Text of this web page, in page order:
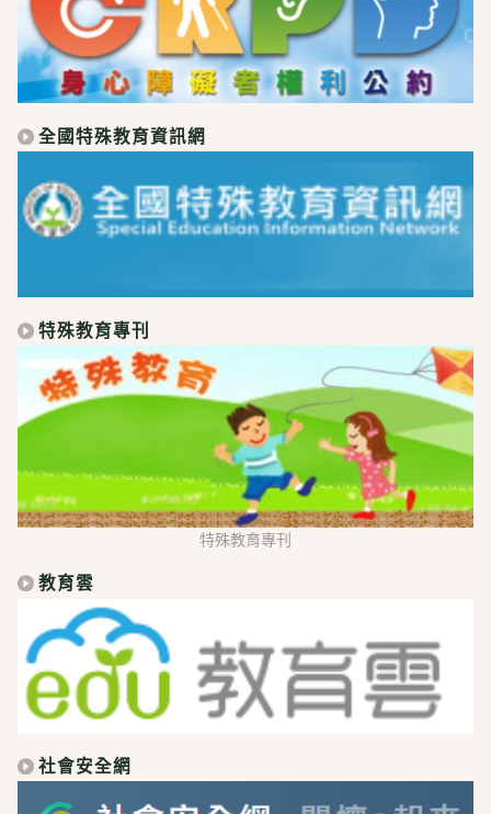
全國特殊教育資訊網
特殊教育專刊
特殊教育專刊
教育雲
社會安全網